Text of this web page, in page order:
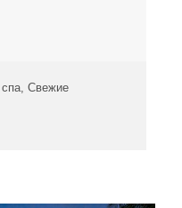
, Свежие